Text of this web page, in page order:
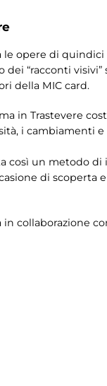
le opere di
“racconti
della MIC card.
in Trastevere
i cambiamenti
così un metodo
di
collaborazione